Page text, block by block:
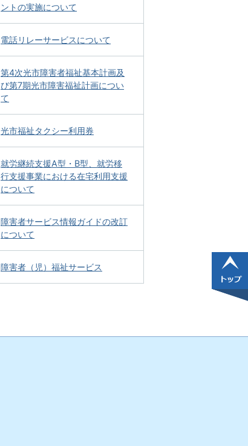
ントの実施について
電話リレーサービスについて
第4次光市障害者福祉基本計画及
び第7期光市障害福祉計画につい
て
光市福祉タクシー利用券
就労継続支援A型・B型、就労移
行支援事業における在宅利用支援
について
障害者サービス情報ガイドの改訂
について
障害者（児）福祉サービス